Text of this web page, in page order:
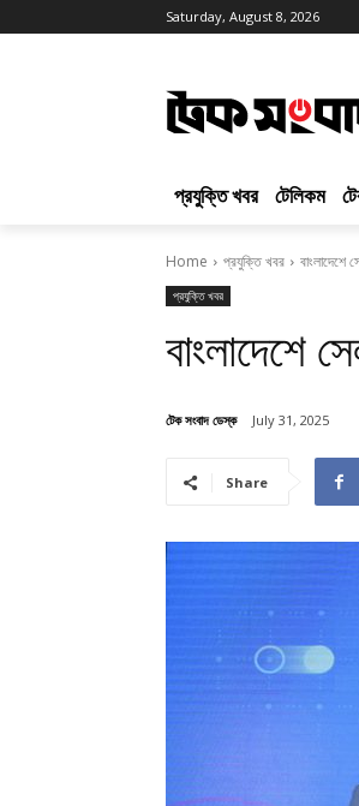
Saturday, August 8, 2026
প্রযুক্তি খবর টেলিকম
Home প্রযুক্তি খবর
প্রযুক্তি খবর
বাংলাদেশে
টেক সংবাদ ডেস্ক July 31, 2025
Share